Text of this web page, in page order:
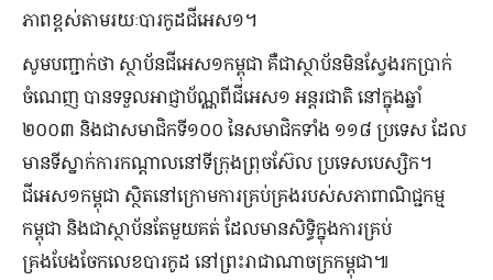
ភាពខ្ពស់តាមរយៈបារកូដជីអេស១។
សូមបញ្ជាក់ថា ស្ថាប័នជីអេស១កម្ពុជា គឺជាស្ថាប័នមិនស្វែងរកប្រាក់
ចំណេញ បានទទួលអាជ្ញាប័ណ្ណពីជីអេស១ អន្តរជាតិ នៅក្នុងឆ្នាំ
២០០៣ និងជាសមាជិកទី១០០ នៃសមាជិកទាំង ១១៨ ប្រទេស ដែល
មានទីស្នាក់ការកណ្តាលនៅទីក្រុងព្រុចស៊ែល ប្រទេសបេស្សិក។
ជីអេស១កម្ពុជា ស្ថិតនៅក្រោមការគ្រប់គ្រងរបស់សភាពាណិជ្ជកម្ម
កម្ពុជា និងជាស្ថាប័នតែមួយគត់ ដែលមានសិទ្ធិក្នុងការគ្រប់
គ្រងបែងចែកលេខបារកូដ នៅព្រះរាជាណាចក្រកម្ពុជា៕